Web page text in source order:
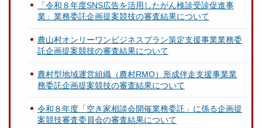
「令和８年度SNS広告を活用したがん検診受診促進事
業」業務委託企画提案競技の審査結果について
農山村オンリーワンビジネスプラン策定支援事業業務委
託企画提案競技の審査結果について
農村型地域運営組織（農村RMO）形成伴走支援事業業
務委託企画提案競技の審査結果について
令和８年度「空き家相談会開催業務委託」に係る企画提
案競技審査委員会の審査結果について